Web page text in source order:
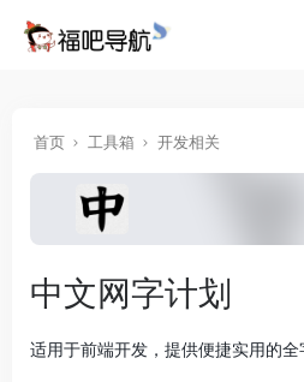
首页 工具箱 开发相关
中文网字计划
适用于前端开发，提供便捷实用的